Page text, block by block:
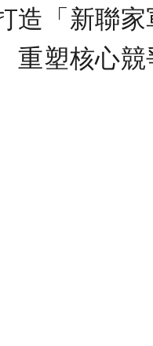
造「新聯
塑核心競